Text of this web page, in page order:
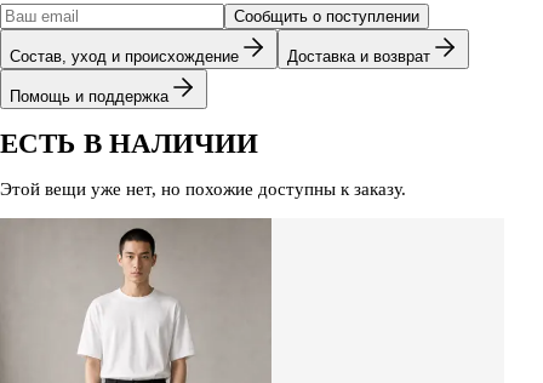
Сообщить о поступлении
Состав, уход и происхождение Доставка и возврат
Помощь и поддержка
ЕСТЬ В НАЛИЧИИ
Этой вещи уже нет, но похожие доступны к заказу.